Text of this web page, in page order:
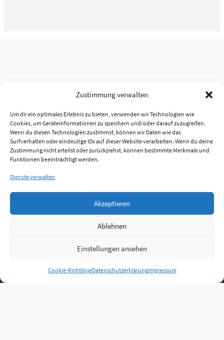
Zustimmung verwalten
Um dir ein optimales Erlebnis zu bieten, verwenden wir Technologien wie
Cookies, um Geräteinformationen zu speichern und/oder darauf zuzugreifen.
Wenn du diesen Technologien zustimmst, können wir Daten wie das
Surfverhalten oder eindeutige IDs auf dieser Website verarbeiten. Wenn du deine
Zustimmung nicht erteilst oder zurückziehst, können bestimmte Merkmale und
Funktionen beeinträchtigt werden.
Dienste verwalten
Akzeptieren
Ablehnen
Einstellungen ansehen
Cookie-RichtlinieDatenschutzerklärungImpressum
Anmelden
Jobs Partner FAQ Quellen